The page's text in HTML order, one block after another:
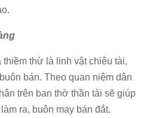
thừ là linh vật chiêu tài,
bán. Theo quan niệm dân
trên ban thờ thần tài sẽ giúp
ra, buôn may bán đắt.